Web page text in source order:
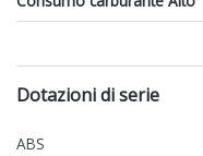
Dotazioni di serie
ABS